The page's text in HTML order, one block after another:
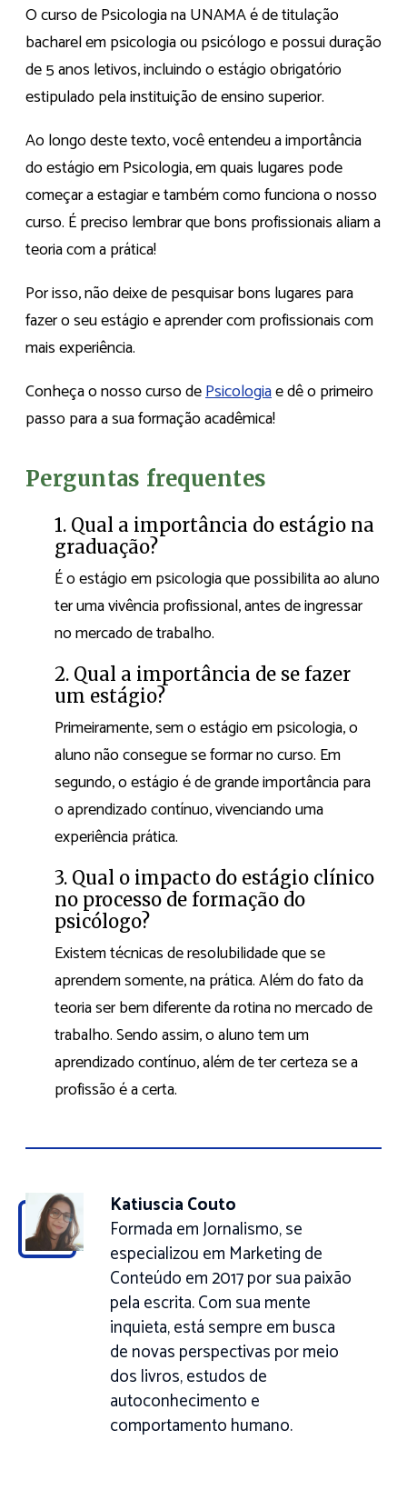
O curso de Psicologia na UNAMA é de titulação
bacharel em psicologia ou psicólogo e possui duração
de 5 anos letivos, incluindo o estágio obrigatório
estipulado pela instituição de ensino superior.
Ao longo deste texto, você entendeu a importância
do estágio em Psicologia, em quais lugares pode
começar a estagiar e também como funciona o nosso
curso. É preciso lembrar que bons profissionais aliam a
teoria com a prática!
Por isso, não deixe de pesquisar bons lugares para
fazer o seu estágio e aprender com profissionais com
mais experiência.
Conheça o nosso curso dePsicologiae dê o primeiro
passo para a sua formação acadêmica!
Perguntas frequentes
1. Qual a importância do estágio na
graduação?
É o estágio em psicologia que possibilita ao aluno
ter uma vivência profissional, antes de ingressar
no mercado de trabalho.
2. Qual a importância de se fazer
um estágio?
Primeiramente, sem o estágio em psicologia, o
aluno não consegue se formar no curso. Em
segundo, o estágio é de grande importância para
o aprendizado contínuo, vivenciando uma
experiência prática.
3. Qual o impacto do estágio clínico
no processo de formação do
psicólogo?
Existem técnicas de resolubilidade que se
aprendem somente, na prática. Além do fato da
teoria ser bem diferente da rotina no mercado de
trabalho. Sendo assim, o aluno tem um
aprendizado contínuo, além de ter certeza se a
profissão é a certa.
Katiuscia Couto
Formada em Jornalismo, se
especializou em Marketing de
Conteúdo em 2017 por sua paixão
pela escrita. Com sua mente
inquieta, está sempre em busca
de novas perspectivas por meio
dos livros, estudos de
autoconhecimento e
comportamento humano.